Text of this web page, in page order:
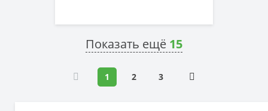
Показать ещё 15
1 2 3